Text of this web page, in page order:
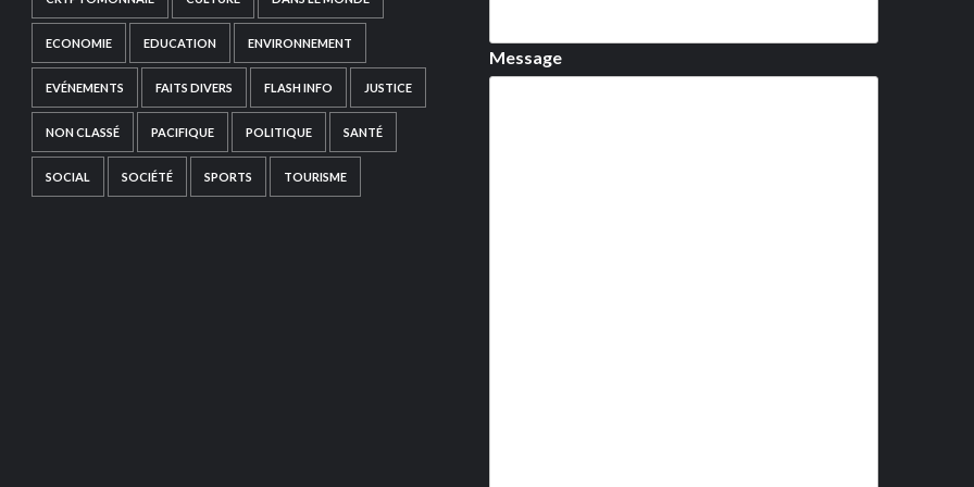
ECONOMIE EDUCATION ENVIRONNEMENT
EVÉNEMENTS FAITS DIVERS FLASH INFO JUSTICE
NON CLASSÉ PACIFIQUE POLITIQUE SANTÉ
SOCIAL SOCIÉTÉ SPORTS TOURISME
Message